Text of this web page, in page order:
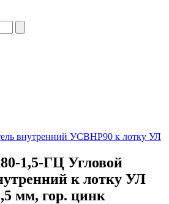
внутренний УСВНР90 к лотку УЛ
1,5-ГЦ Угловой
к лотку УЛ
мм, гор. цинк